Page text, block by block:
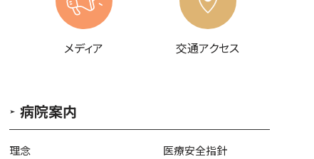
メディア 交通アクセス
病院案内
理念
医療安全指針